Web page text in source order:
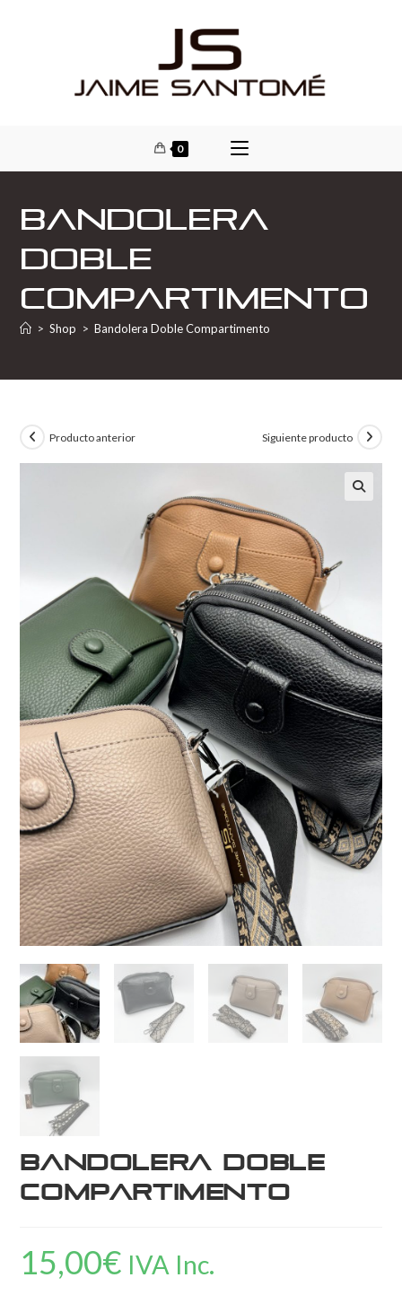
0
Bandolera
Doble
Compartimento
> Shop > Bandolera Doble Compartimento
Producto anterior Siguiente producto
Bandolera Doble
Compartimento
15,00€ IVA Inc.